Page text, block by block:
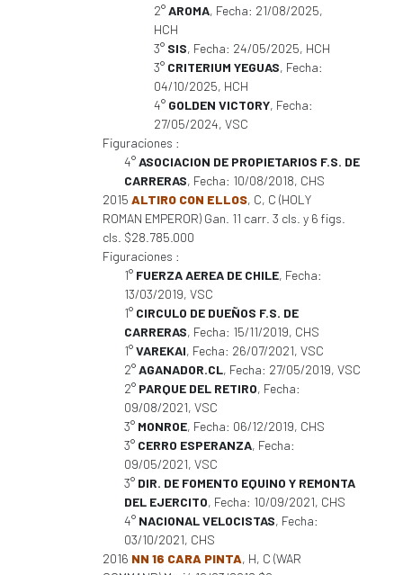
2°AROMA, Fecha: 21/08/2025,
HCH
3° SIS, Fecha: 24/05/2025, HCH
3° CRITERIUM YEGUAS, Fecha:
04/10/2025, HCH
4° GOLDEN VICTORY, Fecha:
27/05/2024, VSC
Figuraciones :
4°ASOCIACION DE PROPIETARIOS F.S. DE
CARRERAS, Fecha: 10/08/2018, CHS
2015 ALTIRO CON ELLOS, C, C (HOLY
ROMAN EMPEROR) Gan. 11 carr. 3 cls. y 6 figs.
cls. $28.785.000
Figuraciones :
1° FUERZA AEREA DE CHILE, Fecha:
13/03/2019, VSC
1° CIRCULO DE DUEÑOS F.S. DE
CARRERAS, Fecha: 15/11/2019, CHS
1°VAREKAI, Fecha: 26/07/2021, VSC
2°AGANADOR.CL, Fecha: 27/05/2019, VSC
2° PARQUE DEL RETIRO, Fecha:
09/08/2021, VSC
3° MONROE, Fecha: 06/12/2019, CHS
3° CERRO ESPERANZA, Fecha:
09/05/2021, VSC
3° DIR. DE FOMENTO EQUINO Y REMONTA
DEL EJERCITO, Fecha: 10/09/2021, CHS
4° NACIONAL VELOCISTAS, Fecha:
03/10/2021, CHS
2016 NN 16 CARA PINTA, H, C (WAR